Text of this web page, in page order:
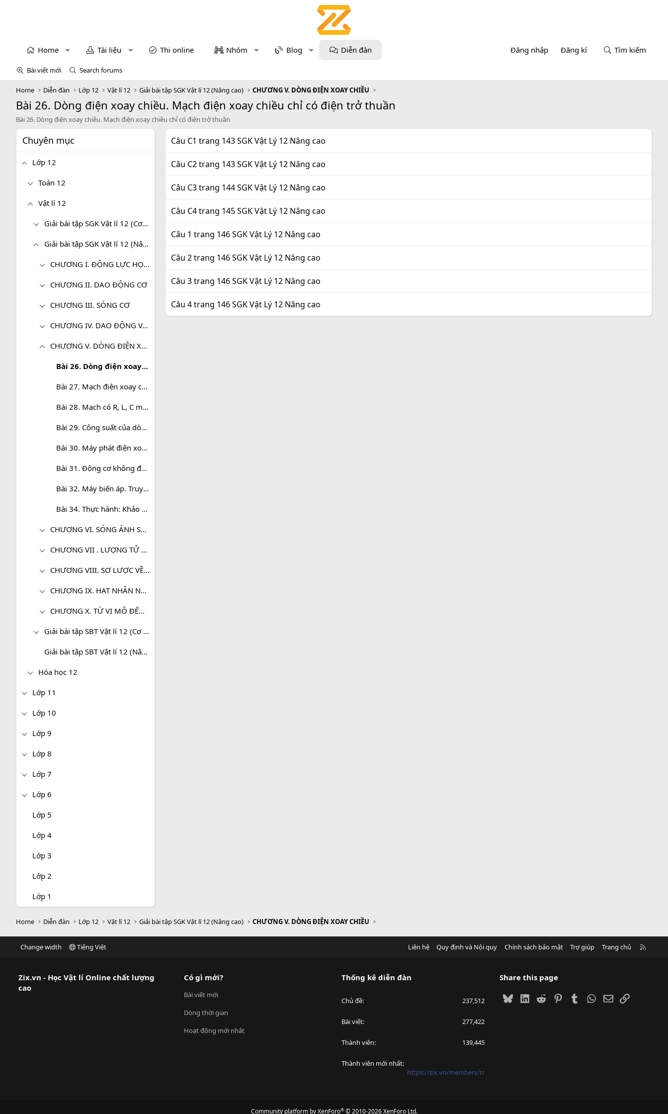
Home Tài liệu Thi online Nhóm Blog Diễn đàn Đăng nhập Đăng kí Tìm kiếm
Bài viết mới Search forums
Home Diễn đàn Lớp 12 Vật lí 12 Giải bài tập SGK Vật lí 12 (Nâng cao) CHƯƠNG V. DÒNG ĐIỆN XOAY CHIỀU
Bài 26. Dòng điện xoay chiều. Mạch điện xoay chiều chỉ có điện trở thuần
Bài 26. Dòng điện xoay chiều. Mạch điện xoay chiều chỉ có điện trở thuần
Chuyên mục
Lớp 12
Toán 12
Vật lí 12
Giải bài tập SGK Vật lí 12 (Cơ bản)
Giải bài tập SGK Vật lí 12 (Nâng cao)
CHƯƠNG I. ĐỘNG LỰC HỌC VẬT RẮN
CHƯƠNG II. DAO ĐỘNG CƠ
CHƯƠNG III. SÓNG CƠ
CHƯƠNG IV. DAO ĐỘNG VÀ SÓNG ĐIỆN TỪ
CHƯƠNG V. DÒNG ĐIỆN XOAY CHIỀU
Bài 26. Dòng điện xoay chiều. Mạch điện xoay chiều chỉ có điện trở thuần
Bài 27. Mạch điện xoay chiều chỉ có tụ điện, cuộn cảm
Bài 28. Mạch có R, L, C mắc nối tiếp . Cộng hưởng điện
Bài 29. Công suất của dòng điện xoay chiều. Hệ số công suất
Bài 30. Máy phát điện xoay chiều
Bài 31. Động cơ không đồng bộ ba pha
Bài 32. Máy biến áp. Truyền tải điện năng
Bài 34. Thực hành: Khảo sát đoạn mạch điện xoay chiều có R, L, C mắc nối tiếp
CHƯƠNG VI. SÓNG ÁNH SÁNG
CHƯƠNG VII . LƯỢNG TỬ ÁNH SÁNG
CHƯƠNG VIII. SƠ LƯỢC VỀ THUYẾT TƯƠNG ĐỐI HẸP
CHƯƠNG IX. HẠT NHÂN NGUYÊN TỬ
CHƯƠNG X. TỪ VI MÔ ĐẾN VĨ MÔ
Giải bài tập SBT Vật lí 12 (Cơ bản)
Giải bài tập SBT Vật lí 12 (Nâng cao)
Hóa học 12
Lớp 11
Lớp 10
Lớp 9
Lớp 8
Lớp 7
Lớp 6
Lớp 5
Lớp 4
Lớp 3
Lớp 2
Lớp 1
Câu C1 trang 143 SGK Vật Lý 12 Nâng cao
Câu C2 trang 143 SGK Vật Lý 12 Nâng cao
Câu C3 trang 144 SGK Vật Lý 12 Nâng cao
Câu C4 trang 145 SGK Vật Lý 12 Nâng cao
Câu 1 trang 146 SGK Vật Lý 12 Nâng cao
Câu 2 trang 146 SGK Vật Lý 12 Nâng cao
Câu 3 trang 146 SGK Vật Lý 12 Nâng cao
Câu 4 trang 146 SGK Vật Lý 12 Nâng cao
Home Diễn đàn Lớp 12 Vật lí 12 Giải bài tập SGK Vật lí 12 (Nâng cao) CHƯƠNG V. DÒNG ĐIỆN XOAY CHIỀU
Change width Tiếng Việt Liên hệ Quy định và Nội quy Chính sách bảo mật Trợ giúp Trang chủ
Zix.vn - Học Vật lí Online chất lượng
cao
Có gì mới?
Bài viết mới
Dòng thời gian
Hoạt động mới nhất
Thống kê diễn đàn
Chủ đề 237,512
Bài viết 277,422
Thành viên 139,445
Thành viên mới nhất
https://zix.vn/members/tr
Share this page
BlueskyLinkedIn
Reddit PinterestTumblrWhatsApp
EmailLink
Community platform by XenForo® © 2010-2026 XenForo Ltd.